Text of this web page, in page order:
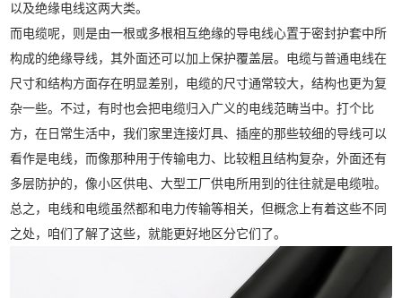
以及绝缘电线这两大类。
而电缆呢，则是由一根或多根相互绝缘的导电线心置于密封护套中所
构成的绝缘导线，其外面还可以加上保护覆盖层。电缆与普通电线在
尺寸和结构方面存在明显差别，电缆的尺寸通常较大，结构也更为复
杂一些。不过，有时也会把电缆归入广义的电线范畴当中。打个比
方，在日常生活中，我们家里连接灯具、插座的那些较细的导线可以
看作是电线，而像那种用于传输电力、比较粗且结构复杂，外面还有
多层防护的，像小区供电、大型工厂供电所用到的往往就是电缆啦。
总之，电线和电缆虽然都和电力传输等相关，但概念上有着这些不同
之处，咱们了解了这些，就能更好地区分它们了。